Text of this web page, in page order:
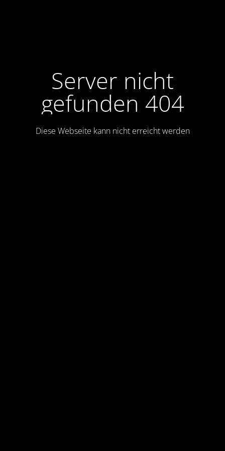
Server nicht
gefunden 404
Diese Webseite kann nicht erreicht werden